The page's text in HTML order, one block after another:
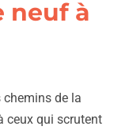
neuf à
chemins de la
ceux qui scrutent